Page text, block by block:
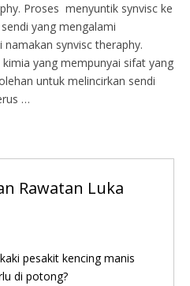
Proses menyuntik synvisc ke
yang mengalami
synvisc theraphy.
yang mempunyai sifat yang
untuk melincirkan sendi
…
Rawatan Luka
pesakit kencing manis
di potong?